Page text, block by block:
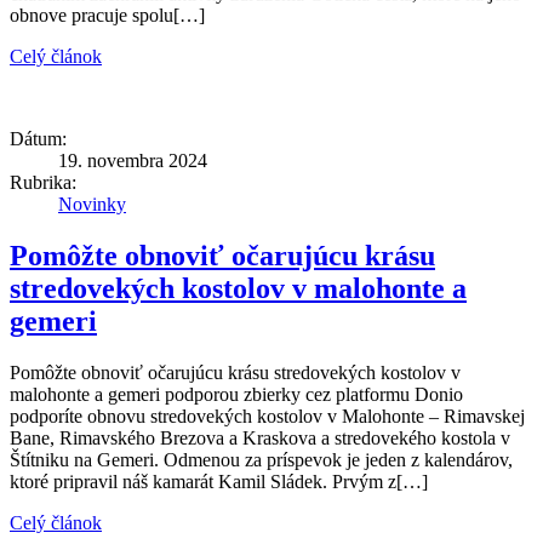
obnove pracuje spolu[…]
Celý článok
Dátum:
19. novembra 2024
Rubrika:
Novinky
Pomôžte obnoviť očarujúcu krásu
stredovekých kostolov v malohonte a
gemeri
Pomôžte obnoviť očarujúcu krásu stredovekých kostolov v
malohonte a gemeri podporou zbierky cez platformu Donio
podporíte obnovu stredovekých kostolov v Malohonte – Rimavskej
Bane, Rimavského Brezova a Kraskova a stredovekého kostola v
Štítniku na Gemeri. Odmenou za príspevok je jeden z kalendárov,
ktoré pripravil náš kamarát Kamil Sládek. Prvým z[…]
Celý článok